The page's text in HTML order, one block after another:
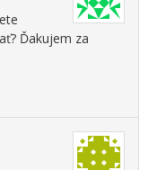
Ďakujem za